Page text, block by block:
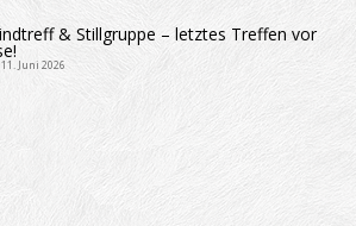
& Stillgruppe – letztes Treffen vor
11. Juni 2026